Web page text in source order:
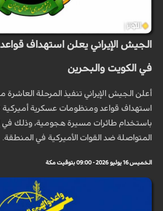
الجيش الإيراني يعلن استهداف
في الكويت والبحرين
أعلن الجيش الإيراني تنفيذ المرحلة
استهداف قواعد ومنظومات عسكرية أميركية
باستخدام طائرات مسيرة هجومية، وذلك في
المتواصلة ضد القوات الأميركية في المنطقة.
الخميس 16 يوليو 2026 - 09:00 بتوقيت مكة